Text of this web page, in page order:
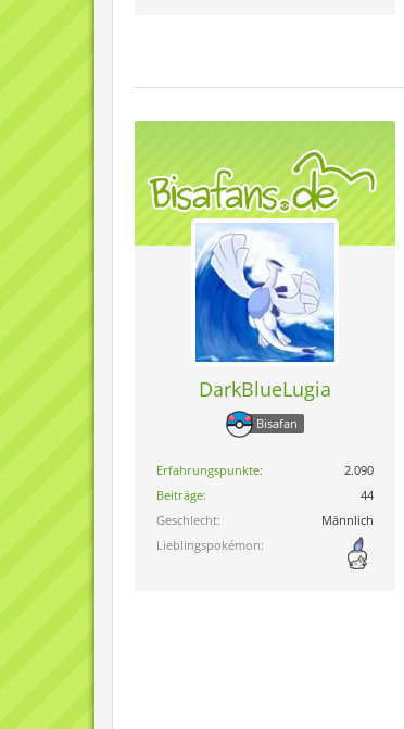
DarkBlueLugia
Bisafan
Erfahrungspunkte
2.090
Beiträge
44
Geschlecht
Männlich
Lieblingspokémon